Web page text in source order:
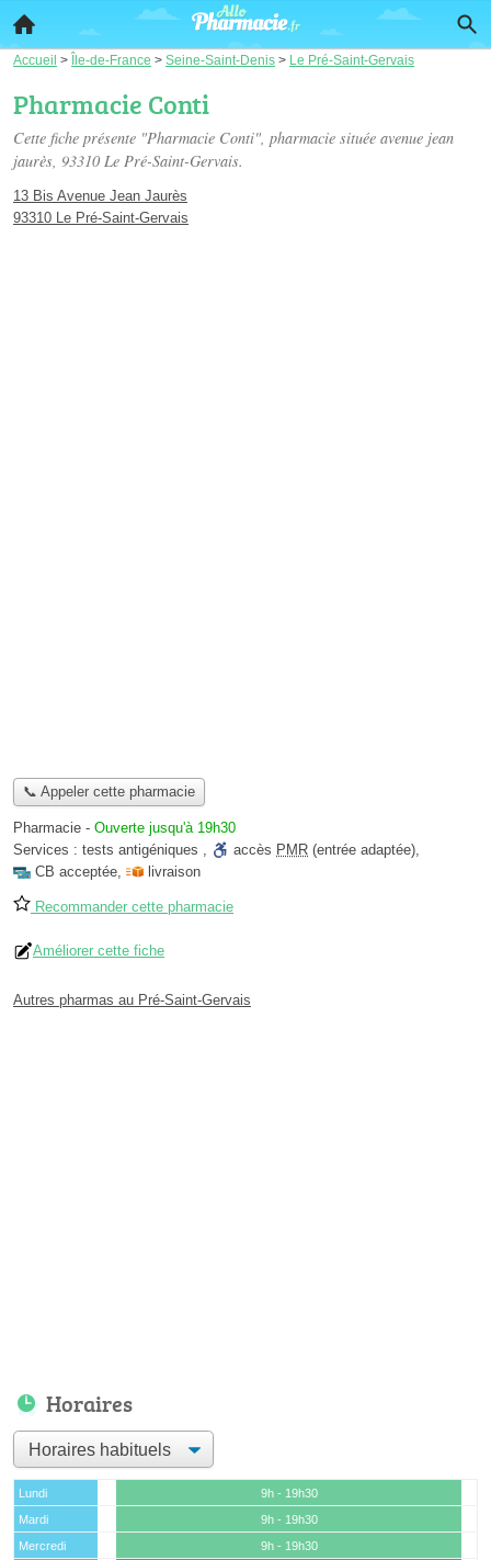
Accueil > Île-de-France > Seine-Saint-Denis > Le Pré-Saint-Gervais
Pharmacie Conti
Cette fiche présente "Pharmacie Conti", pharmacie située avenue jean
jaurès, 93310 Le Pré-Saint-Gervais.
13 Bis Avenue Jean Jaurès
93310 Le Pré-Saint-Gervais
📞 Appeler cette pharmacie
Pharmacie - Ouverte jusqu'à 19h30
Services : tests antigéniques , accès PMR (entrée adaptée),
CB acceptée, livraison
Recommander cette pharmacie
Améliorer cette fiche
Autres pharmas au Pré-Saint-Gervais
Horaires
Lundi
9h - 19h30
Mardi
9h - 19h30
Mercredi
9h - 19h30